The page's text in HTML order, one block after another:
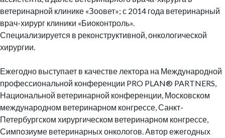
ветеринарной клинике «Зоовет»; с 2014 года ветеринарный
врач-хирург клиники «Биоконтроль».
Специализируется в реконструктивной, онкологической
хирургии.
Ежегодно выступает в качестве лектора на Международной
профессиональной конференции PRO PLAN® PARTNERS,
Национальной ветеринарной конференции, Московском
международном ветеринарном конгрессе, Санкт-
Петербургском хирургическом ветеринарном конгрессе,
Симпозиуме ветеринарных онкологов. Автор ежегодных